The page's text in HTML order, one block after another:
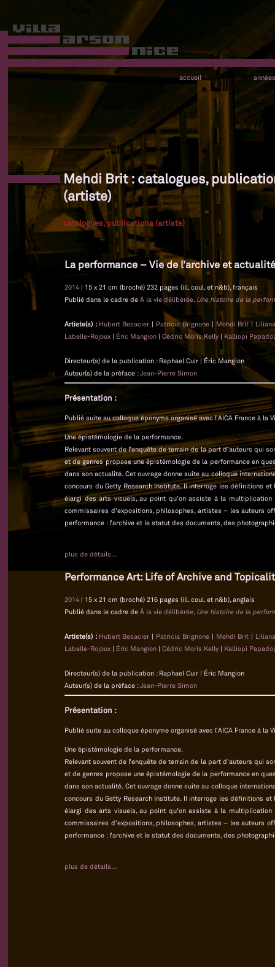
accueil années
Mehdi Brit : catalogues,
(artiste)
catalogues, publications (artiste)
La performance – Vie de l’archive et actualité
2014 | 15 x 21 cm (broché) 232 pages (ill. coul. et n&b), français
Publié dans le cadre de À la vie délibérée, Une histoire de la
Artiste(s) : Hubert Besacier | Patricia Brignone| Mehdi Brit|
Labelle-Rojoux | Éric Mangion | Cédric Moris Kelly| Kalliopi
Directeur(s) de la publication : Raphael Cuir | Éric Mangion
Auteur(s) de la préface :Jean-Pierre Simon
Présentation :
Publié suite au colloque éponyme organisé avec l’AICA France à la
Une épistémologie de la performance.
Relevant souvent de l’enquête de terrain de la part d’auteurs qui
et de genres propose une épistémologie de la performance en
dans son actualité. Cet ouvrage donne suite au colloque
concours du Getty Research Institute. Il interroge les définitions
élargi des arts visuels, au point qu’on assiste à la
commissaires d’expositions, philosophes, artistes – les auteurs
performance : l’archive et le statut des documents, des
plus de détails...
Performance Art: Life of Archive and
2014 | 15 x 21 cm (broché) 216 pages (ill. coul. et n&b), anglais
Publié dans le cadre de À la vie délibérée, Une histoire de la
Artiste(s) : Hubert Besacier | Patricia Brignone| Mehdi Brit |
Labelle-Rojoux | Éric Mangion | Cédric Moris Kelly | Kalliopi
Directeur(s) de la publication : Raphael Cuir | Éric Mangion
Auteur(s) de la préface :Jean-Pierre Simon
Présentation :
Publié suite au colloque éponyme organisé avec l’AICA France à la
Une épistémologie de la performance.
Relevant souvent de l’enquête de terrain de la part d’auteurs qui
et de genres propose une épistémologie de la performance en
dans son actualité. Cet ouvrage donne suite au colloque
concours du Getty Research Institute. Il interroge les définitions
élargi des arts visuels, au point qu’on assiste à la
commissaires d’expositions, philosophes, artistes – les auteurs
performance : l’archive et le statut des documents, des
plus de détails...